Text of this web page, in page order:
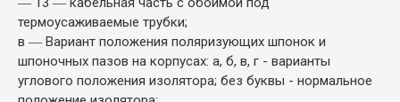
термоусаживаемые трубки;
в ― Вариант положения поляризующих шпонок и
шпоночных пазов на корпусах: а, б, в, г - варианты
углового положения изолятора; без буквы - нормальное